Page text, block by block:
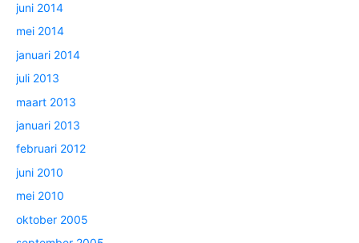
juni 2014
mei 2014
januari 2014
juli 2013
maart 2013
januari 2013
februari 2012
juni 2010
mei 2010
oktober 2005